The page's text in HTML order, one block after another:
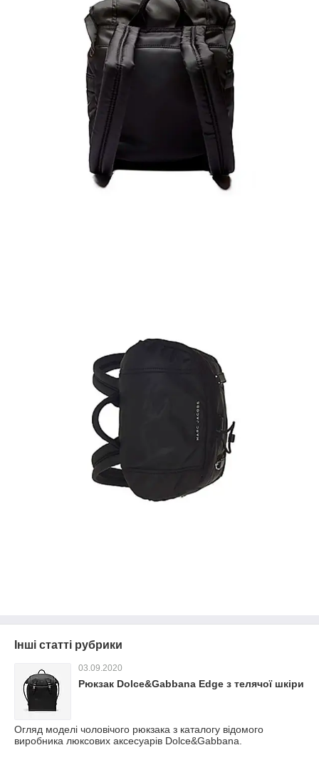
Інші статті рубрики
03.09.2020
Рюкзак Dolce&Gabbana Edge з телячої шкіри
Огляд моделі чоловічого рюкзака з каталогу відомого
виробника люксових аксесуарів Dolce&Gabbana.